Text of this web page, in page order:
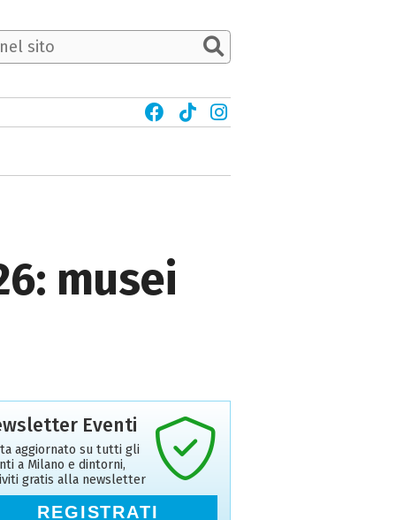
musei
Eventi
aggiornato su tutti gli
a Milano e dintorni,
gratis alla newsletter
REGISTRATI